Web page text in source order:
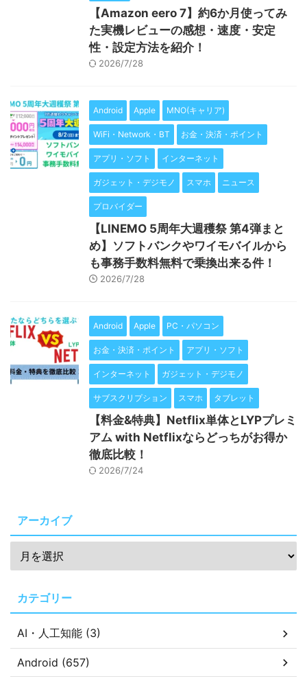
【Amazon eero 7】約6か月使ってみ
た実機レビューの感想・速度・安定
性・設定方法を紹介！
2026/7/28
Android Apple MNO(キャリア)
WiFi・Network・BT お金・決済・ポイント
アプリ・ソフト インターネット
ガジェット・デジモノ スマホ ニュース
プロバイダー
【LINEMO 5周年大週穫祭 第4弾まと
め】ソフトバンクやワイモバイルから
も事務手数料無料で乗換出来る件！
2026/7/28
Android Apple PC・パソコン
お金・決済・ポイント アプリ・ソフト
インターネット ガジェット・デジモノ
サブスクリプション スマホ タブレット
【料金&特典】Netflix単体とLYPプレミ
アム with Netflixならどっちがお得か
徹底比較！
2026/7/24
アーカイブ
カテゴリー
AI・人工知能 (3)
Android (657)